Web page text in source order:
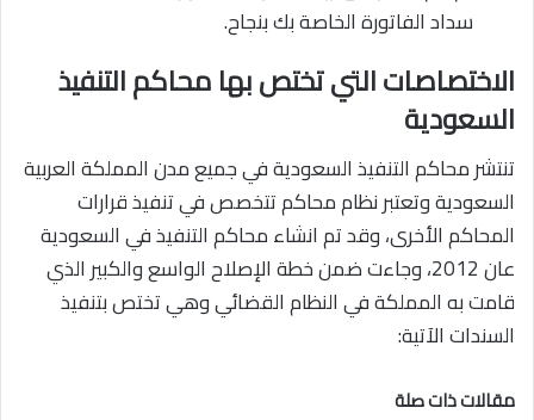
سداد الفاتورة الخاصة بك بنجاح.
الاختصاصات التي تختص بها محاكم التنفيذ
السعودية
تنتشر محاكم التنفيذ السعودية في جميع مدن المملكة العربية
السعودية وتعتبر نظام محاكم تتخصص في تنفيذ قرارات
المحاكم الأخرى، وقد تم انشاء محاكم التنفيذ في السعودية
عان 2012، وجاءت ضمن خطة الإصلاح الواسع والكبير الذي
قامت به المملكة في النظام القضائي وهي تختص بتنفيذ
السندات الآتية:
مقالات ذات صلة